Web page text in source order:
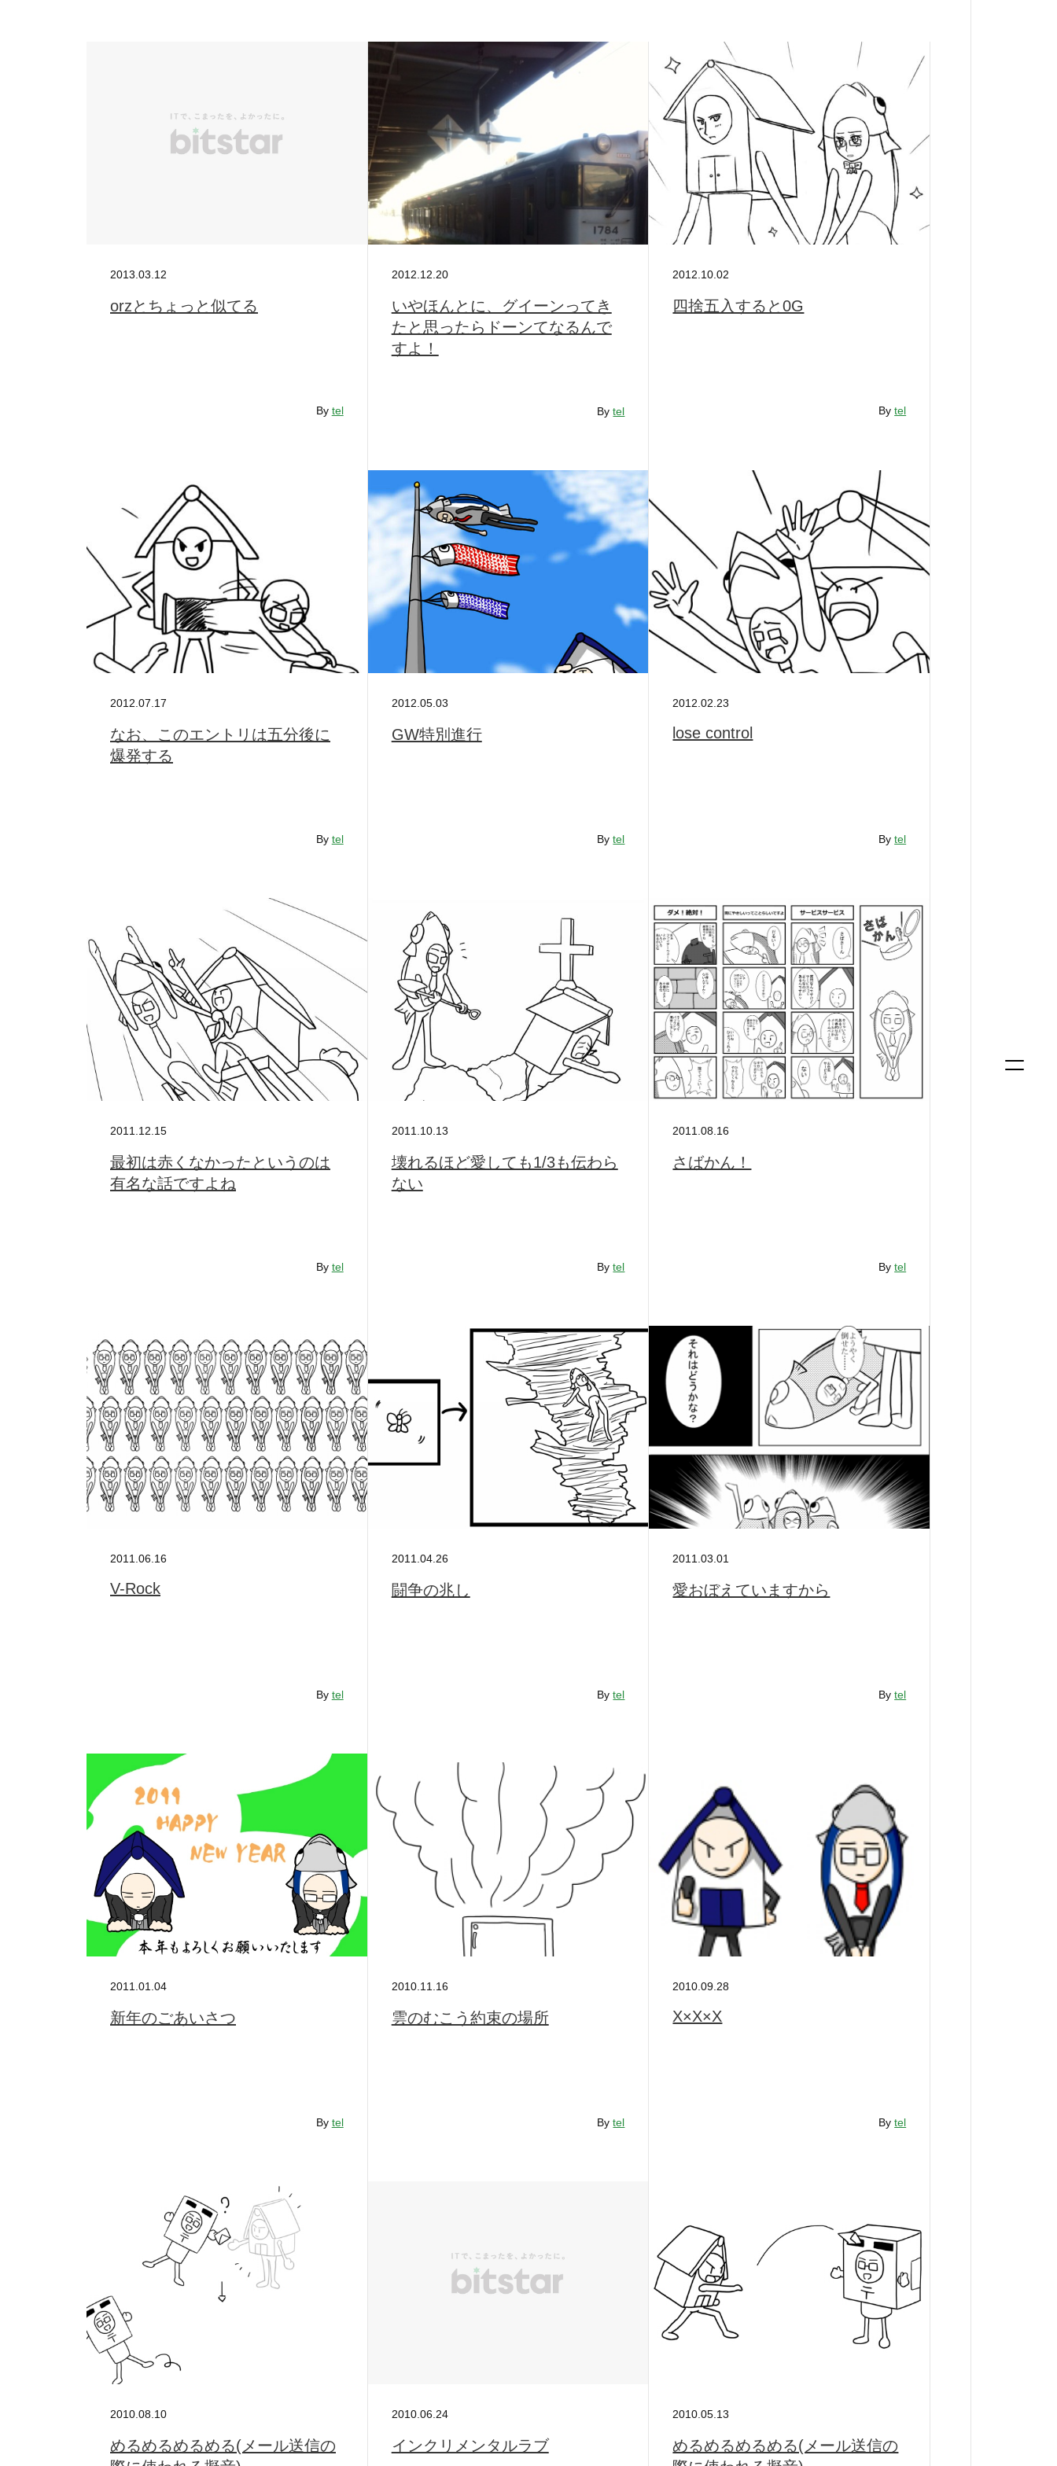
WORKS
情報セキュリティ
プライバシーポリシー
2013.03.12
orzとちょっと似てる
By tel
2012.12.20
いやほんとに、グイーンってき
たと思ったらドーンてなるんで
すよ！
Bytel
2012.10.02
四捨五入すると0G
Bytel
2012.07.17
なお、このエントリは五分後に
爆発する
By tel
2012.05.03
GW特別進行
Bytel
2012.02.23
lose control
Bytel
2011.12.15
最初は赤くなかったというのは
有名な話ですよね
By tel
2011.10.13
壊れるほど愛しても1/3も伝わら
ない
Bytel
2011.08.16
さばかん！
Bytel
2011.06.16
V-Rock
By tel
2011.04.26
闘争の兆し
Bytel
2011.03.01
愛おぼえていますから
Bytel
2011.01.04
新年のごあいさつ
By tel
2010.11.16
雲のむこう約束の場所
Bytel
2010.09.28
X×X×X
Bytel
2010.08.10
めるめるめるめる(メール送信の
2010.06.24
インクリメンタルラブ
2010.05.13
めるめるめるめる(メール送信の